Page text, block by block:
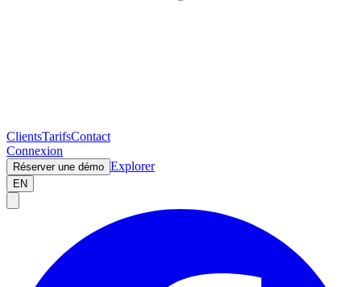
ClientsTarifsContact
Connexion
Réserver une démo Explorer
EN